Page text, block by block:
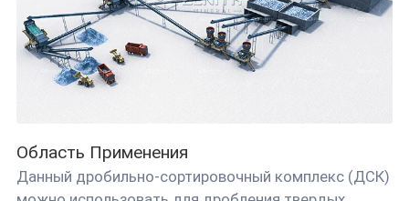
нас
Контакты
Русский
Область Применения
Данный дробильно-сортировочный комплекс (ДСК)